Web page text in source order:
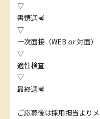
▽
書類選考
▽
一次面接（WEB or 対面）
▽
適性検査
▽
最終選考
ご応募後は採用担当より